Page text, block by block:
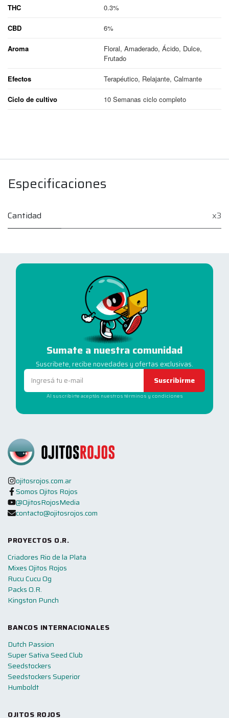
THC 0.3%
CBD 6%
Aroma
Floral, Amaderado, Ácido, Dulce,
Frutado
Efectos Terapéutico, Relajante, Calmante
Ciclo de cultivo 10 Semanas ciclo completo
Especificaciones
Cantidad x3
Sumate a nuestra comunidad
Suscribete, recibe novedades y ofertas exclusivas.
Suscribirme
Al suscribirte aceptás nuestros términos y condiciones
ojitosrojos.com.ar
Somos Ojitos Rojos
@OjitosRojosMedia
contacto@ojitosrojos.com
PROYECTOS O.R.
Criadores Rio de la Plata
Mixes Ojitos Rojos
Rucu Cucu Og
Packs O.R.
Kingston Punch
BANCOS INTERNACIONALES
Dutch Passion
Super Sativa Seed Club
Seedstockers
Seedstockers Superior
Humboldt
OJITOS ROJOS